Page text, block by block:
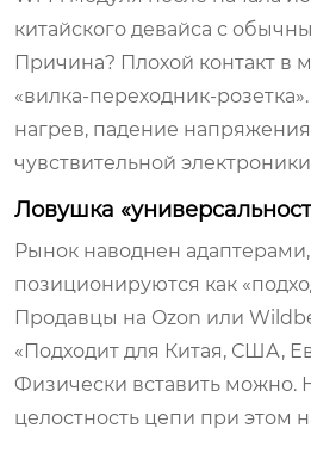
китайского девайса с
Причина? Плохой контакт в
«вилка-переходник-
нагрев, падение
чувствительной
Ловушка
Рынок наводнен
позиционируются как
Продавцы на Ozon или
«Подходит для Китая, США,
Физически вставить можно.
целостность цепи при этом